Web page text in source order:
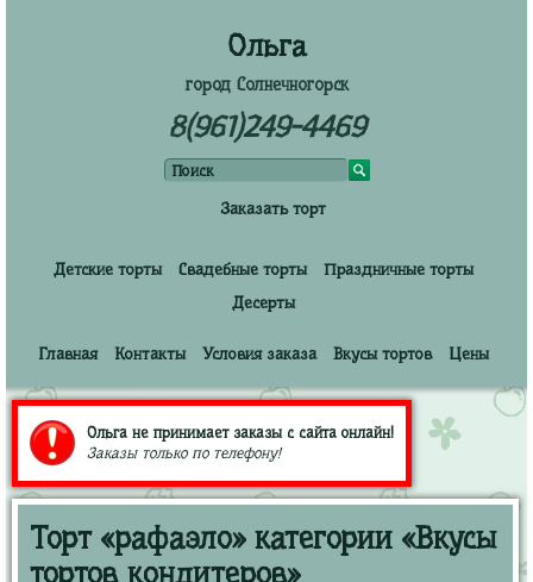
Ольга
город Солнечногорск
8(961)249-4469
Заказать торт
Детские торты Свадебные торты
Праздничные торты
Десерты
Главная Контакты Условия заказа Вкусы тортов Цены
Ольга не принимает заказы с сайта онлайн!
Заказы только по телефону!
Торт «рафаэло» категории «Вкусы
тортов кондитеров»